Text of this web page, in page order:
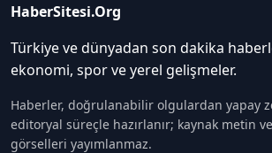
HaberSitesi.Org
Türkiye ve dünyadan son dakika
ekonomi, spor ve yerel gelişmeler.
Haberler, doğrulanabilir olgulardan yapay
editoryal süreçle hazırlanır; kaynak metin
görselleri yayımlanmaz.